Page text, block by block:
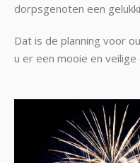
dorpsgenoten een
Dat is de planning voor
u er een mooie en veilige